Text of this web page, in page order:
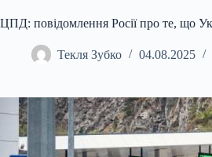
ЦПД: повідомлення Росії про те, що
Текля Зубко 04.08.2025